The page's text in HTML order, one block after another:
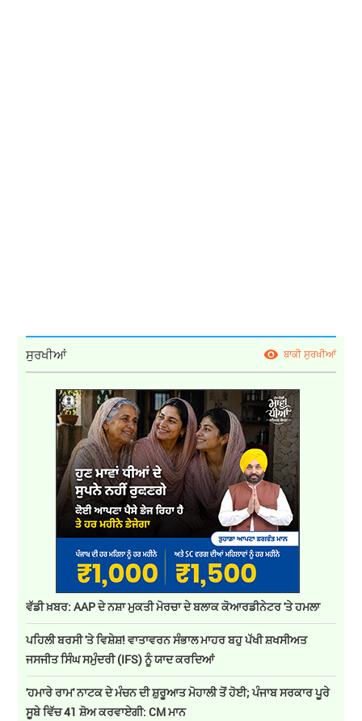
ਸੁਰਖੀਆਂ ਬਾਕੀ ਸੁਰਖੀਆਂ
ਵੱਡੀ ਖ਼ਬਰ: AAP ਦੇ ਨਸ਼ਾ ਮੁਕਤੀ ਮੋਰਚਾ ਦੇ ਬਲਾਕ ਕੋਆਰਡੀਨੇਟਰ 'ਤੇ ਹਮਲਾ
ਪਹਿਲੀ ਬਰਸੀ 'ਤੇ ਵਿਸ਼ੇਸ਼! ਵਾਤਾਵਰਨ ਸੰਭਾਲ ਮਾਹਰ ਬਹੁ ਪੱਖੀ ਸ਼ਖਸੀਅਤ
ਜਸਜੀਤ ਸਿੰਘ ਸਮੁੰਦਰੀ (IFS) ਨੂੰ ਯਾਦ ਕਰਦਿਆਂ
'ਹਮਾਰੇ ਰਾਮ' ਨਾਟਕ ਦੇ ਮੰਚਨ ਦੀ ਸ਼ੁਰੂਆਤ ਮੋਹਾਲੀ ਤੋਂ ਹੋਈ; ਪੰਜਾਬ ਸਰਕਾਰ ਪੂਰੇ
ਸੂਬੇ ਵਿੱਚ 41 ਸ਼ੋਅ ਕਰਵਾਏਗੀ: CM ਮਾਨ